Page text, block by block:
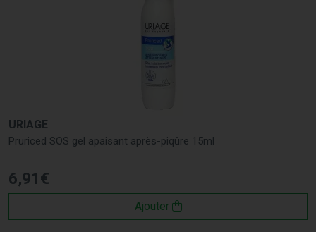
URIAGE
Pruriced SOS gel apaisant après-piqûre 15ml
6,91 €
Ajouter